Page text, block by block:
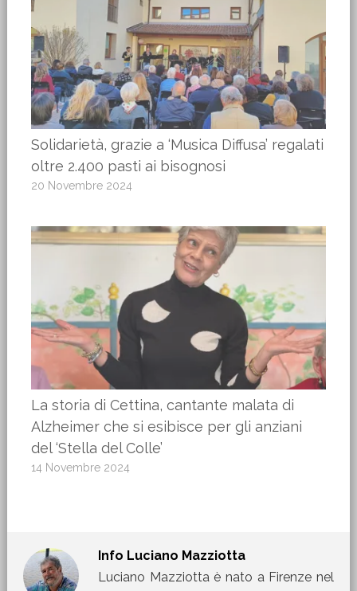
Solidarietà, grazie a ‘Musica Diffusa’ regalati
oltre 2.400 pasti ai bisognosi
20 Novembre 2024
La storia di Cettina, cantante malata di
Alzheimer che si esibisce per gli anziani
del ‘Stella del Colle’
14 Novembre 2024
Info Luciano Mazziotta
Luciano Mazziotta è nato a Firenze nel